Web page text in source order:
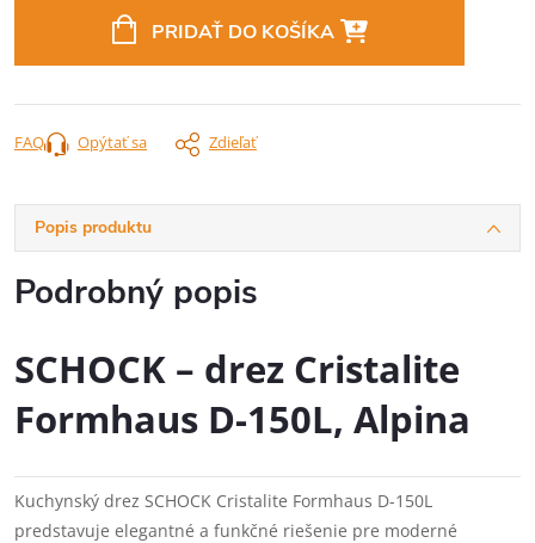
PRIDAŤ DO KOŠÍKA
Opýtať sa Zdieľať
FAQ
Popis produktu
Podrobný popis
SCHOCK – drez Cristalite
Formhaus D-150L, Alpina
Kuchynský drez SCHOCK Cristalite Formhaus D-150L
predstavuje elegantné a funkčné riešenie pre moderné